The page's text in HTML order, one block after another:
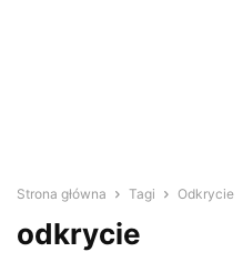
Strona główna Tagi Odkrycie
odkrycie